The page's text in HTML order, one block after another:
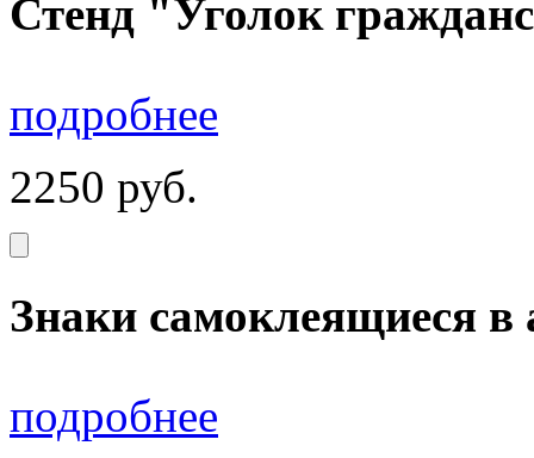
Стенд "Уголок
подробнее
2250 руб.
Знаки самоклеящиеся в
подробнее